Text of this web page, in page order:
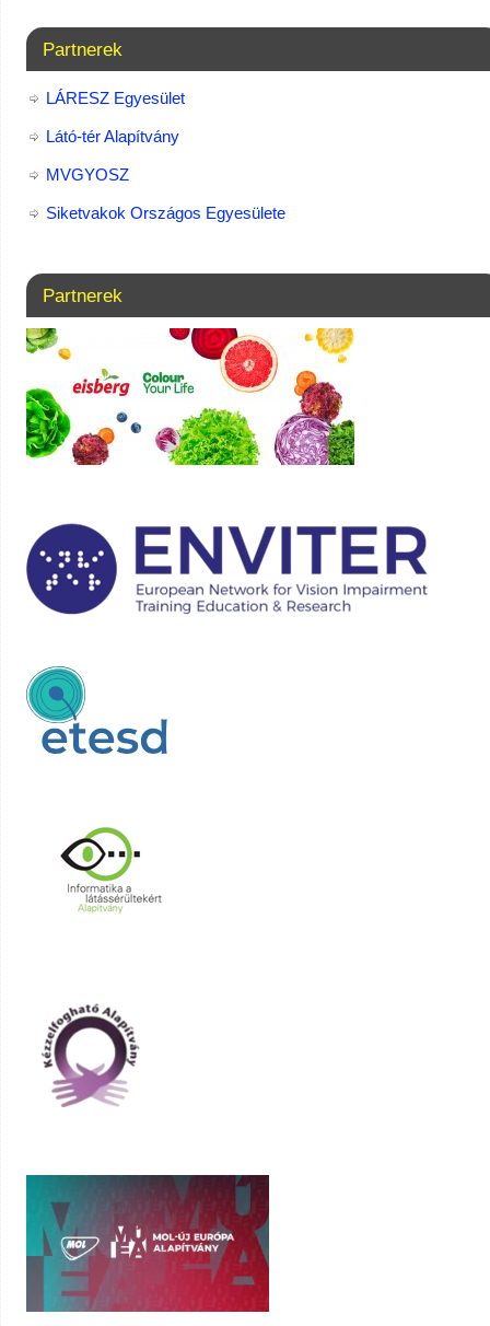
Partnerek
LÁRESZ Egyesület
Látó-tér Alapítvány
MVGYOSZ
Siketvakok Országos Egyesülete
Partnerek